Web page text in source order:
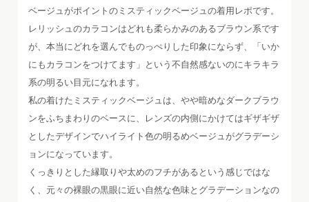
ベージュがポイントのミスティックベージュの着用レポです。
レリッシュのカラコンはどれも柔らかみのあるブラウン系です
が、本当にどれを選んでものっぺりした印象にならず、「いか
にもカラコンをつけてます」という不自然感ないのにキラキラ
系の明るい目元になれます。
私の着けたミスティックベージュは、やや暗めなダークブラウ
ンをふちまわりのベースに、レンズの内側にかけてはギザギザ
としたデザインでハイライト色の明るめベージュがグラデーシ
ョンになっています。
くっきりとした縁取りや太めのフチがあるという感じではな
く、元々の裸眼の黒眼に近い自然な色味とグラデーションなの